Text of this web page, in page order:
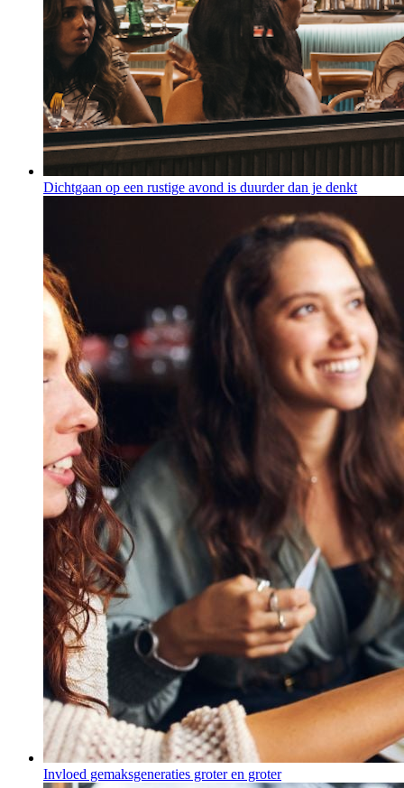
Dichtgaan op een rustige avond is duurder dan je denkt
Invloed gemaksgeneraties groter en groter